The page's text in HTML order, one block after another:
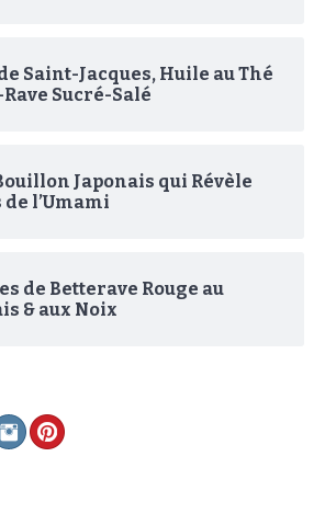
Saint-Jacques, Huile au Thé
Sucré-Salé
Japonais qui Révèle
l’Umami
de Betterave Rouge au
& aux Noix